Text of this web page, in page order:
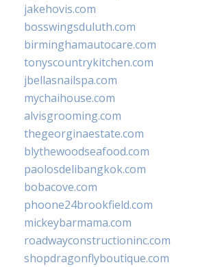
jakehovis.com
bosswingsduluth.com
birminghamautocare.com
tonyscountrykitchen.com
jbellasnailspa.com
mychaihouse.com
alvisgrooming.com
thegeorginaestate.com
blythewoodseafood.com
paolosdelibangkok.com
bobacove.com
phoone24brookfield.com
mickeybarmama.com
roadwayconstructioninc.com
shopdragonflyboutique.com